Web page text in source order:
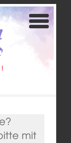
mit